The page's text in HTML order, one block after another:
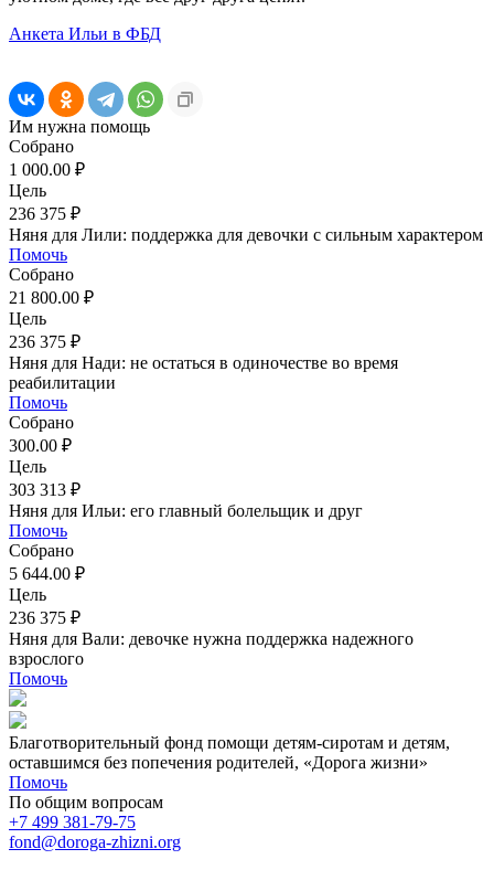
Анкета Ильи в ФБД
Им нужна помощь
Собрано
1 000.00 ₽
Цель
236 375 ₽
Няня для Лили: поддержка для девочки с сильным характером
Помочь
Собрано
21 800.00 ₽
Цель
236 375 ₽
Няня для Нади: не остаться в одиночестве во время
реабилитации
Помочь
Собрано
300.00 ₽
Цель
303 313 ₽
Няня для Ильи: его главный болельщик и друг
Помочь
Собрано
5 644.00 ₽
Цель
236 375 ₽
Няня для Вали: девочке нужна поддержка надежного
взрослого
Помочь
Благотворительный фонд помощи детям-сиротам и детям,
оставшимся без попечения родителей, «Дорога жизни»
Помочь
По общим вопросам
+7 499 381-79-75
fond@doroga-zhizni.org